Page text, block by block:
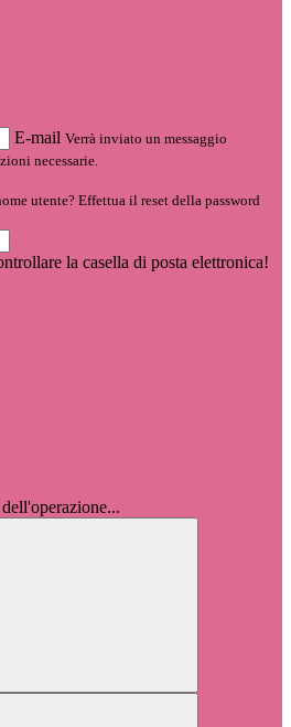
E-mail Verrà inviato un messaggio
necessarie.
utente? Effettua il reset della password
la casella di posta elettronica!